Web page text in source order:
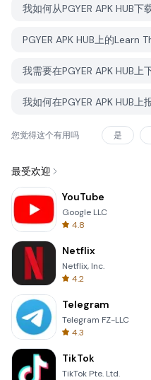
您觉得这个有用吗 是
最受欢迎
YouTube
Google LLC
4.8
Netflix
Netflix, Inc.
4.2
Telegram
Telegram FZ-LLC
4.3
TikTok
TikTok Pte. Ltd.